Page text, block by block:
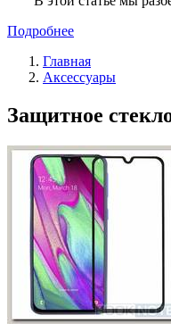
Подробнее
Главная
Аксессуары
Защитное